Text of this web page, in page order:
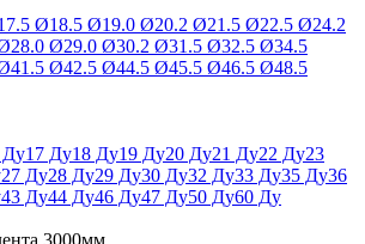
Ø18.5 Ø19.0 Ø20.2 Ø21.5 Ø22.5 Ø24.2
28.0 Ø29.0 Ø30.2 Ø31.5 Ø32.5 Ø34.5
41.5 Ø42.5 Ø44.5 Ø45.5 Ø46.5 Ø48.5
Ду17 Ду18 Ду19 Ду20 Ду21 Ду22 Ду23
27 Ду28 Ду29 Ду30 Ду32 Ду33 Ду35 Ду36
43 Ду44 Ду46 Ду47 Ду50 Ду60 Ду
3000мм